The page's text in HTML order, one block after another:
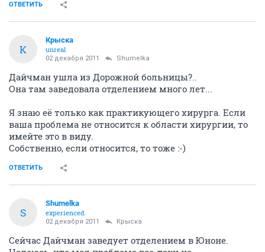
ОТВЕТИТЬ
К
Крыска
unreal
02 декабря 2011 Shumelka
Дайчман ушла из Дорожной больницы?..
Она там заведовала отделением много лет...
Я знаю её только как практикующего хирурга. Если
ваша проблема не относится к области хирургии, то
имейте это в виду.
Собственно, если относится, то тоже :-)
ОТВЕТИТЬ
S
Shumelka
experienced
02 декабря 2011 Крыска
Сейчас Дайчман заведует отделением в Юноне.